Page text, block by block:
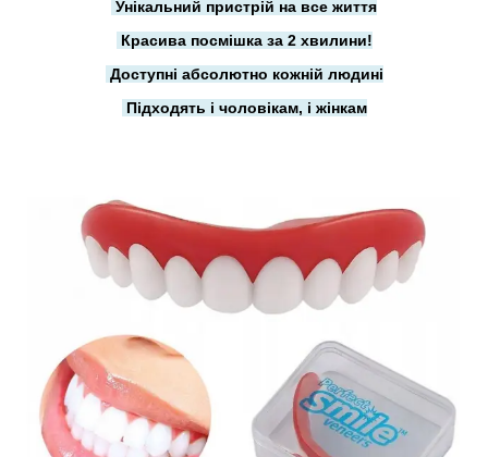
Унікальний пристрій на все життя
Красива посмішка за 2 хвилини!
Доступні абсолютно кожній людині
Підходять і чоловікам, і жінкам